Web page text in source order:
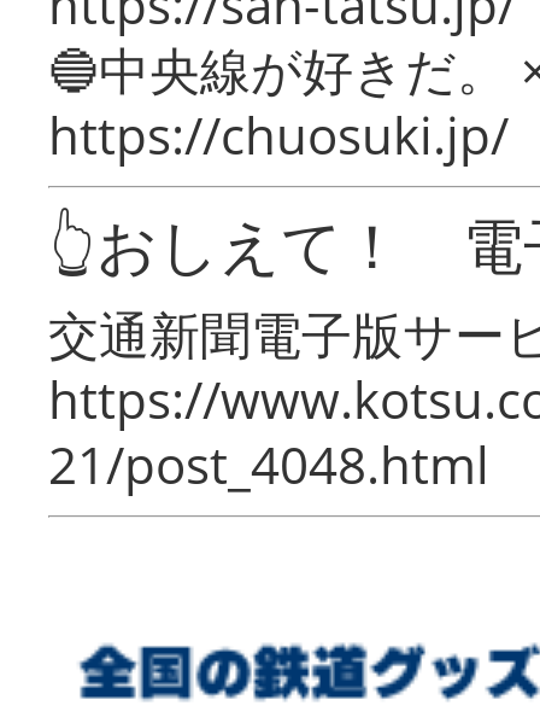
🔵中央線が好きだ。
https://chuosuki.jp/
👆おしえて！ 電
交通新聞電子版サー
https://
21/post_4048.html